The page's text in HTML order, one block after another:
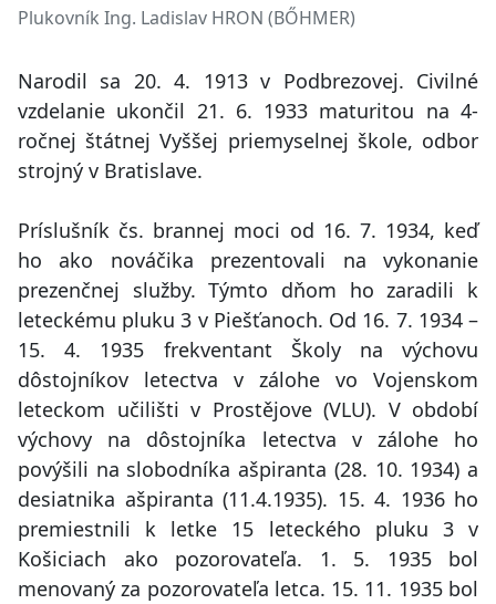
Plukovník Ing. Ladislav HRON (BŐHMER)
Narodil sa 20. 4. 1913 v Podbrezovej. Civilné
vzdelanie ukončil 21. 6. 1933 maturitou na 4-
ročnej štátnej Vyššej priemyselnej škole, odbor
strojný v Bratislave.
Príslušník čs. brannej moci od 16. 7. 1934, keď
ho ako nováčika prezentovali na vykonanie
prezenčnej služby. Týmto dňom ho zaradili k
leteckému pluku 3 v Piešťanoch. Od 16. 7. 1934 –
15. 4. 1935 frekventant Školy na výchovu
dôstojníkov letectva v zálohe vo Vojenskom
leteckom učilišti v Prostějove (VLU). V období
výchovy na dôstojníka letectva v zálohe ho
povýšili na slobodníka ašpiranta (28. 10. 1934) a
desiatnika ašpiranta (11.4.1935). 15. 4. 1936 ho
premiestnili k letke 15 leteckého pluku 3 v
Košiciach ako pozorovateľa. 1. 5. 1935 bol
menovaný za pozorovateľa letca. 15. 11. 1935 bol